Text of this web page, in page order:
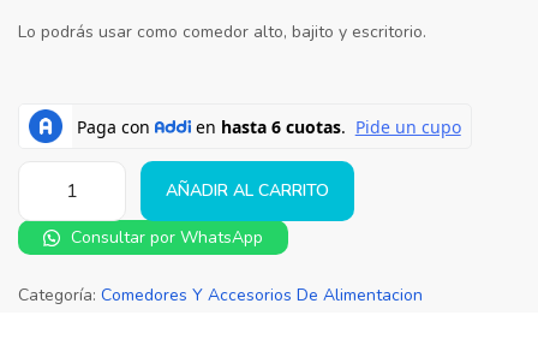
Lo podrás usar como comedor alto, bajito y escritorio.
AÑADIR AL CARRITO
Consultar por WhatsApp
Categoría: Comedores Y Accesorios De Alimentacion